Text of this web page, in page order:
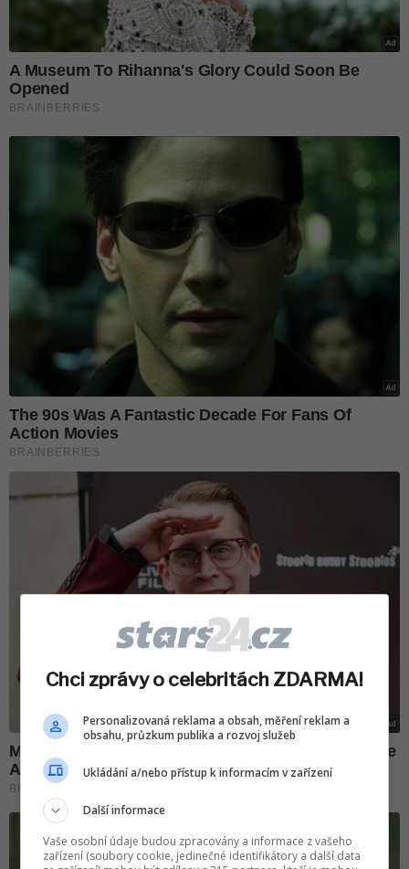
Chci zprávy o celebritách ZDARMA!
Personalizovaná reklama a obsah, měření reklam a
obsahu, průzkum publika a rozvoj služeb
Ukládání a/nebo přístup k informacím v zařízení
Další informace
Vaše osobní údaje budou zpracovány a informace z vašeho
zařízení (soubory cookie, jedinečné identifikátory a další data